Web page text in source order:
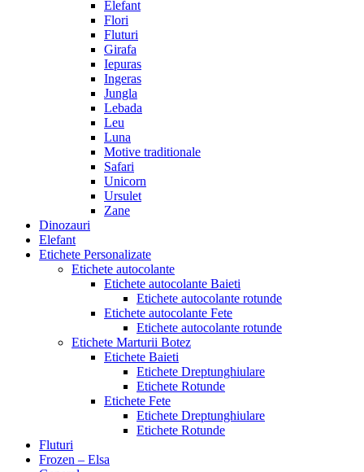
Elefant
Flori
Fluturi
Girafa
Iepuras
Ingeras
Jungla
Lebada
Leu
Luna
Motive traditionale
Safari
Unicorn
Ursulet
Zane
Dinozauri
Elefant
Etichete Personalizate
Etichete autocolante
Etichete autocolante Baieti
Etichete autocolante rotunde
Etichete autocolante Fete
Etichete autocolante rotunde
Etichete Marturii Botez
Etichete Baieti
Etichete Dreptunghiulare
Etichete Rotunde
Etichete Fete
Etichete Dreptunghiulare
Etichete Rotunde
Fluturi
Frozen – Elsa